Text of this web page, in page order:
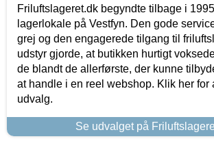
Friluftslageret.dk begyndte tilbage i
lagerlokale på Vestfyn. Den gode
grej og den engagerede tilgang til
udstyr gjorde, at butikken hurtigt
de blandt de allerførste, der kunne
at handle i en reel webshop. Klik her for
udvalg.
Se udvalget på